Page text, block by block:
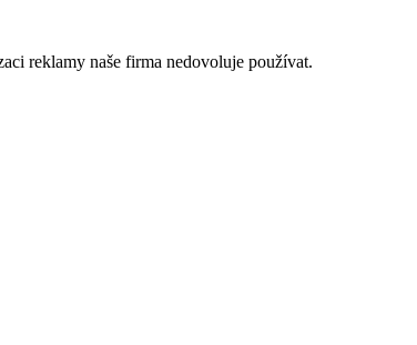
reklamy naše firma nedovoluje používat.